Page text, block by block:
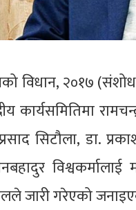
विधान, २०१७
कार्यसमितिमा
सिटौला, डा.
जारी गरेएको